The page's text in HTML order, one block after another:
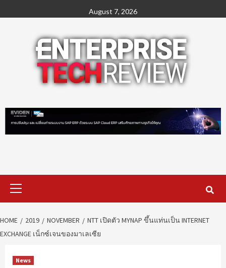
to
August 7, 2026
Primary
Menu
HOME 2019 NOVEMBER
NTT เปิดตัว MYNAP ขึ้นแท่นเป็น INTERNET
EXCHANGE เน็กซ์เจนของมาเลเซีย
News